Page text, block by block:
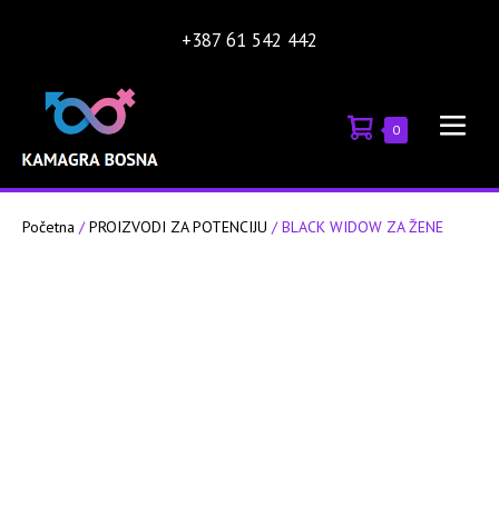
+387 61 542 442
Shopping
0Items
Početna /PROIZVODI ZA POTENCIJU / BLACK WIDOW ZA ŽENE